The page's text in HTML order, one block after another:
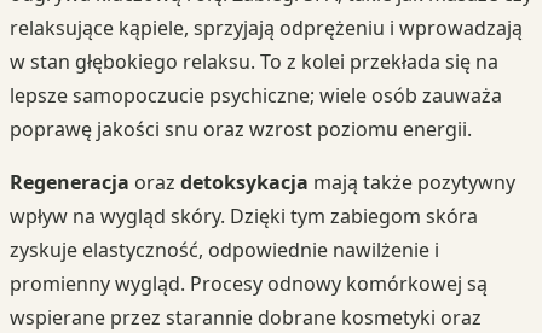
relaksujące kąpiele, sprzyjają odprężeniu i wprowadzają
w stan głębokiego relaksu. To z kolei przekłada się na
lepsze samopoczucie psychiczne; wiele osób zauważa
poprawę jakości snu oraz wzrost poziomu energii.
Regeneracja oraz detoksykacja mają także pozytywny
wpływ na wygląd skóry. Dzięki tym zabiegom skóra
zyskuje elastyczność, odpowiednie nawilżenie i
promienny wygląd. Procesy odnowy komórkowej są
wspierane przez starannie dobrane kosmetyki oraz